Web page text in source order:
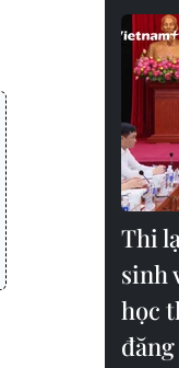
Thi
sinh
học